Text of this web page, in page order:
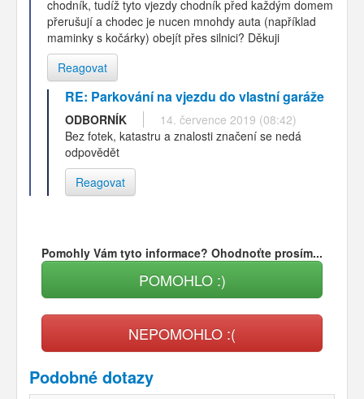
chodník, tudíž tyto vjezdy chodník před každým domem
přerušují a chodec je nucen mnohdy auta (například
maminky s kočárky) obejít přes silnici? Děkuji
Reagovat
RE: Parkování na vjezdu do vlastní garáže
ODBORNÍK
14. července 2019 (08:42)
Bez fotek, katastru a znalosti značení se nedá
odpovědět
Reagovat
Pomohly Vám tyto informace? Ohodnoťte prosím...
POMOHLO :)
NEPOMOHLO :(
Podobné dotazy